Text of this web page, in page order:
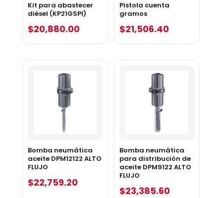
Kit para abastecer
diésel (KP21GSPI)
$20,880.00
Pistola cuenta
gramos
$21,506.40
Bomba neumática
aceite DPM12122 ALTO
FLUJO
$22,759.20
Bomba neumática
para distribución de
aceite DPM9122 ALTO
FLUJO
$23,385.60